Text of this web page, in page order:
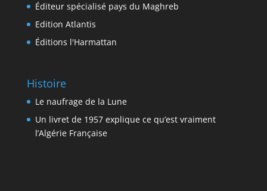
Éditeur spécialisé pays du Maghreb
Edition Atlantis
Éditions l'Harmattan
Histoire
Le naufrage de la Lune
Un livret de 1957 explique ce qu’est vraiment
l’Algérie Française